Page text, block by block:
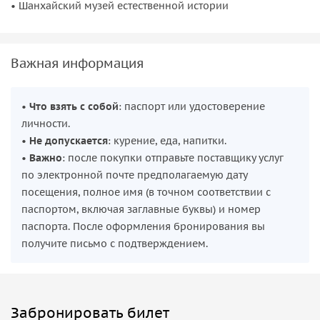
раскрывает идеи гармоничного сосуществования
• Шанхайский музей естественной истории
Важная информация
• Что взять с собой: паспорт или удостоверение
личности.
• Не допускается: курение, еда, напитки.
• Важно: после покупки отправьте поставщику услуг
по электронной почте предполагаемую дату
посещения, полное имя (в точном соответствии с
паспортом, включая заглавные буквы) и номер
паспорта. После оформления бронирования вы
получите письмо с подтверждением.
Забронировать билет